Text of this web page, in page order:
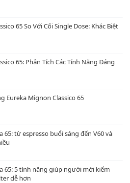
65 So Với Cối Single Dose: Khác Biệt
65: Phân Tích Các Tính Năng Đáng
Eureka Mignon Classico 65
65: từ espresso buổi sáng đến V60 và
65: 5 tính năng giúp người mới kiểm
dễ hơn